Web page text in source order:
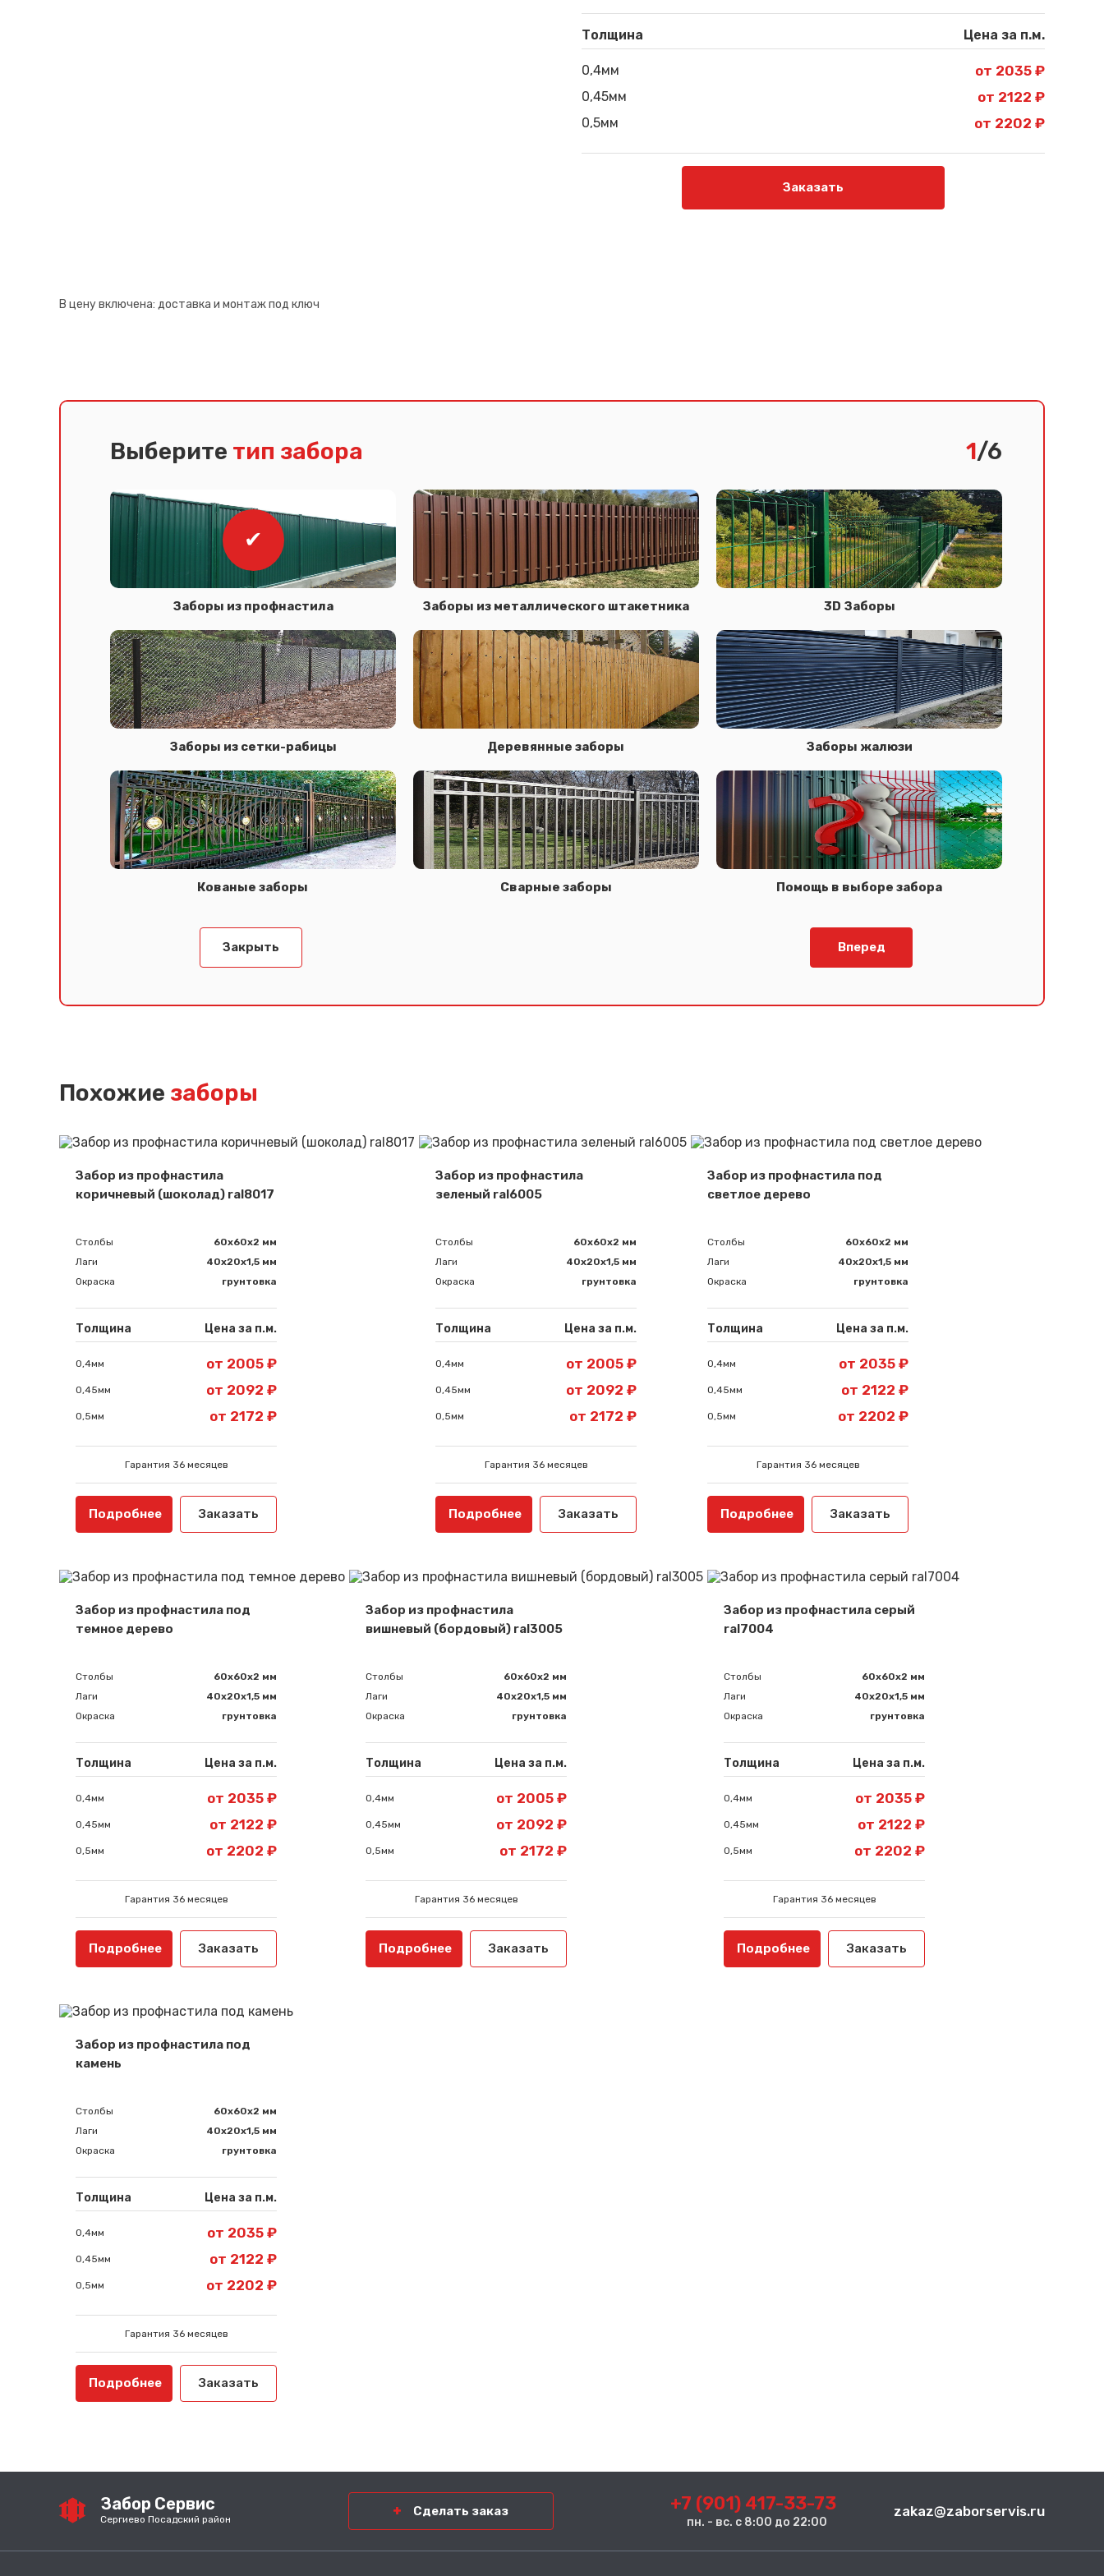
Толщина Цена за п.м.
0,4мм от 2035 ₽
0,45мм от 2122 ₽
0,5мм от 2202 ₽
Заказать
В цену включена: доставка и монтаж под ключ
Выберите тип забора 1/6
Заборы из профнастила Заборы из металлического штакетника 3D Заборы
Заборы из сетки-рабицы Деревянные заборы Заборы жалюзи
Кованые заборы Сварные заборы Помощь в выборе забора
Закрыть Вперед
Похожие заборы
Забор из профнастила
коричневый (шоколад) ral8017
Столбы
60х60х2 мм
Лаги
40х20х1,5 мм
Окраска
грунтовка
Толщина Цена за п.м.
0,4мм от 2005 ₽
0,45мм от 2092 ₽
0,5мм от 2172 ₽
Гарантия 36 месяцев
Подробнее Заказать
Забор из профнастила
зеленый ral6005
Столбы
60х60х2 мм
Лаги
40х20х1,5 мм
Окраска
грунтовка
Толщина Цена за п.м.
0,4мм от 2005 ₽
0,45мм от 2092 ₽
0,5мм от 2172 ₽
Гарантия 36 месяцев
Подробнее Заказать
Забор из профнастила под
светлое дерево
Столбы
60х60х2 мм
Лаги
40х20х1,5 мм
Окраска
грунтовка
Толщина Цена за п.м.
0,4мм от 2035 ₽
0,45мм от 2122 ₽
0,5мм от 2202 ₽
Гарантия 36 месяцев
Подробнее Заказать
Забор из профнастила под
темное дерево
Столбы
60х60х2 мм
Лаги
40х20х1,5 мм
Окраска
грунтовка
Толщина Цена за п.м.
0,4мм от 2035 ₽
0,45мм от 2122 ₽
0,5мм от 2202 ₽
Гарантия 36 месяцев
Подробнее Заказать
Забор из профнастила
вишневый (бордовый) ral3005
Столбы
60х60х2 мм
Лаги
40х20х1,5 мм
Окраска
грунтовка
Толщина Цена за п.м.
0,4мм от 2005 ₽
0,45мм от 2092 ₽
0,5мм от 2172 ₽
Гарантия 36 месяцев
Подробнее Заказать
Забор из профнастила серый
ral7004
Столбы
60х60х2 мм
Лаги
40х20х1,5 мм
Окраска
грунтовка
Толщина Цена за п.м.
0,4мм от 2035 ₽
0,45мм от 2122 ₽
0,5мм от 2202 ₽
Гарантия 36 месяцев
Подробнее Заказать
Забор из профнастила под
камень
Столбы
60х60х2 мм
Лаги
40х20х1,5 мм
Окраска
грунтовка
Толщина Цена за п.м.
0,4мм от 2035 ₽
0,45мм от 2122 ₽
0,5мм от 2202 ₽
Гарантия 36 месяцев
Подробнее Заказать
Забор Сервис
Сергиево Посадский район
Сделать заказ +7 (901) 417-33-73
пн. - вс. с 8:00 до 22:00
zakaz@zaborservis.ru
Сообщение успешно отправлено